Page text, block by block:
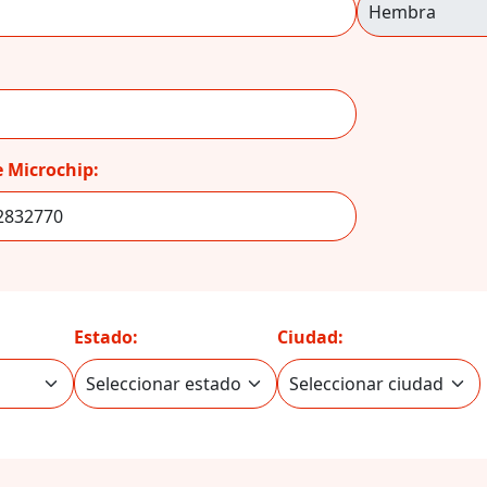
Microchip:
Estado: Ciudad: